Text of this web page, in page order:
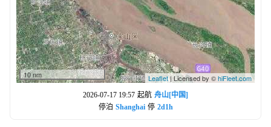
10 nm Leaflet| Licensed by ©hiFleet.com
2026-07-17 19:57 起航 舟山[中国]
停泊 Shanghai 停 2d1h